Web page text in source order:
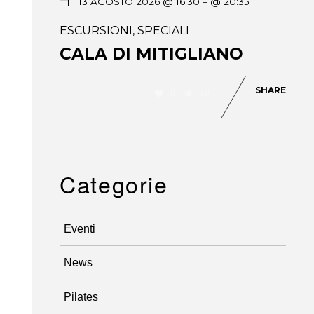
ESCURSIONI,SPECIALI
CALA DI MITIGLIANO
SHARE
Categorie
Eventi
News
Pilates